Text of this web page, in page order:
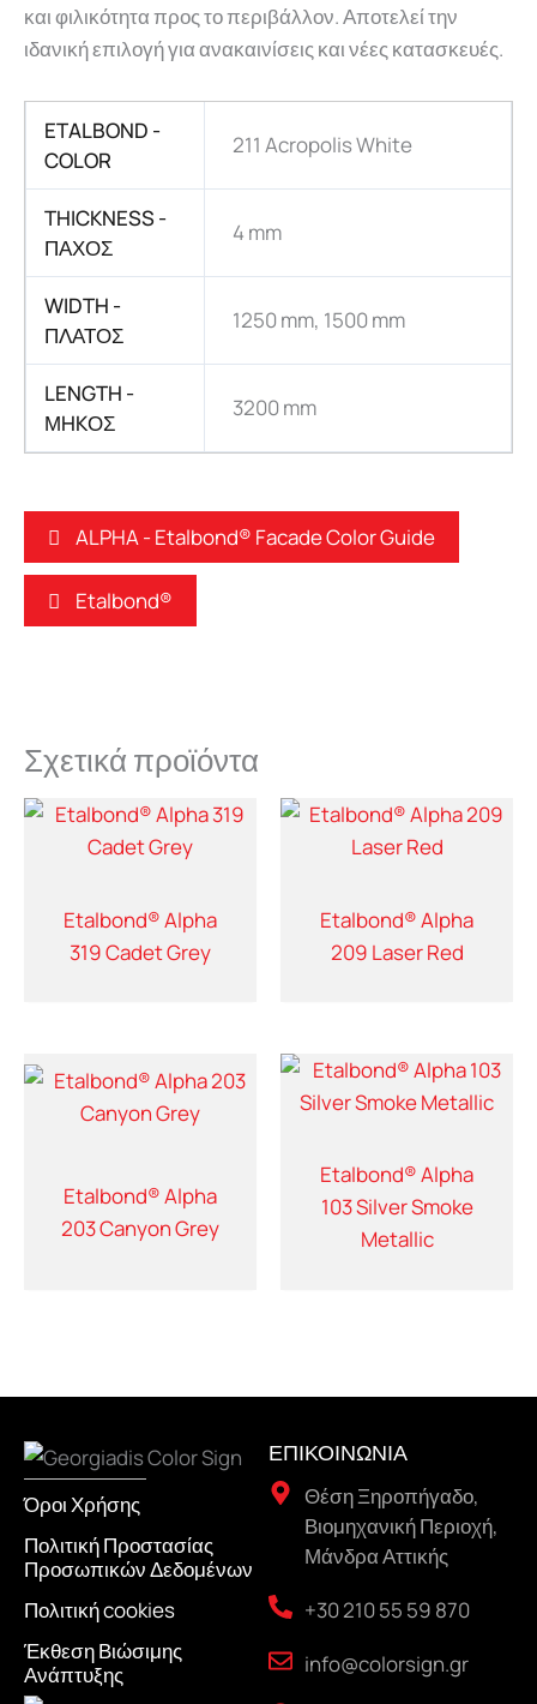
καιφιλικότηταπροςτοπεριβάλλον.Αποτελεί την
ιδανική επιλογή για ανακαινίσεις και νέες κατασκευές.
ETALBOND -
COLOR
211 Acropolis White
THICKNESS -
ΠΑΧΟΣ
4 mm
WIDTH -
ΠΛΑΤΟΣ
1250 mm, 1500 mm
LENGTH -
ΜHKΟΣ
3200 mm
ALPHA - Etalbond® Facade Color Guide
Etalbond®
Σχετικά προϊόντα
Etalbond® Alpha
319 Cadet Grey
Etalbond® Alpha
209 Laser Red
Etalbond® Alpha
203 Canyon Grey
Etalbond® Alpha
103 Silver Smoke
Metallic
Όροι Χρήσης
Πολιτική Προστασίας
Προσωπικών Δεδομένων
Πολιτική cookies
Έκθεση Βιώσιμης
Ανάπτυξης
ΕΠΙΚΟΙΝΩΝΙΑ
Θέση Ξηροπήγαδο,
Βιομηχανική Περιοχή,
Μάνδρα Αττικής
+30 210 55 59 870
info@colorsign.gr